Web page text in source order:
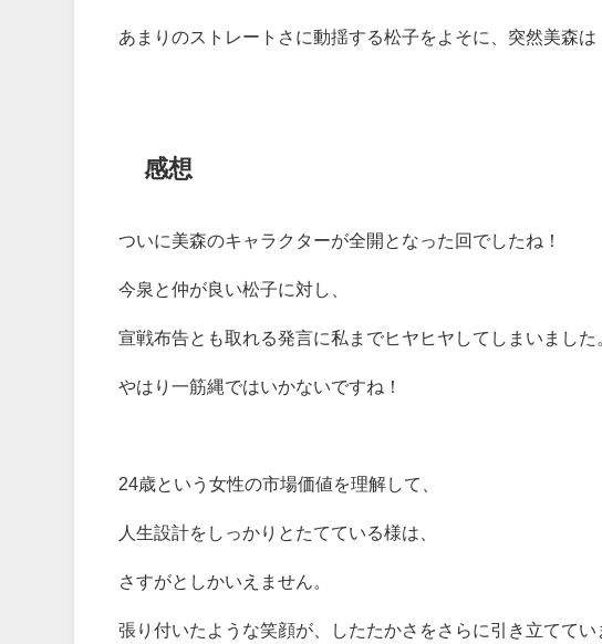
あまりのストレートさに動揺する松子をよそに、突然美森
感想
ついに美森のキャラクターが全開となった回でしたね！
今泉と仲が良い松子に対し、
宣戦布告とも取れる発言に私までヒヤヒヤしてしまいました
やはり一筋縄ではいかないですね！
24歳という女性の市場価値を理解して、
人生設計をしっかりとたてている様は、
さすがとしかいえません。
張り付いたような笑顔が、したたかさをさらに引き立ててい